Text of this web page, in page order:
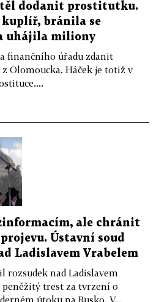
dodanit prostitutku.
kuplíř, bránila se
uhájila miliony
finančního úřadu zdanit
Olomoucka. Háček je totiž v
ale chránit
Ústavní soud
Ladislavem Vrabelem
rozsudek nad Ladislavem
trest za tvrzení o
útoku na Rusko. V...